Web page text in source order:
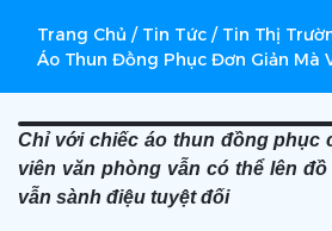
Trang Chủ / Tin Tức / Tin Thị
Áo Thun Đồng Phục Đơn Giản Mà
Chỉ với chiếc áo thun đồng phục
viên văn phòng vẫn có thể lên
vẫn sành điệu tuyệt đối